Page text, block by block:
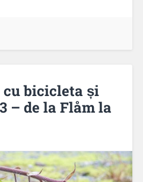
cu bicicleta și
– de la Flåm la